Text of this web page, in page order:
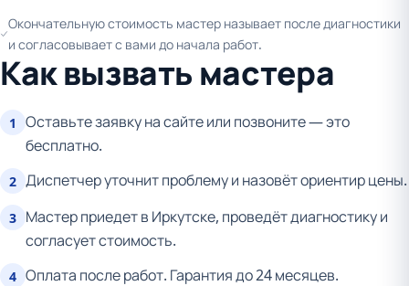
Окончательную стоимость мастер называет после диагностики
и согласовывает с вами до начала работ.
Как вызвать мастера
1
Оставьте заявку на сайте или позвоните — это
бесплатно.
2 Диспетчер уточнит проблему и назовёт ориентир цены.
3 Мастер приедет в Иркутске, проведёт диагностику и
согласует стоимость.
4 Оплата после работ. Гарантия до 24 месяцев.